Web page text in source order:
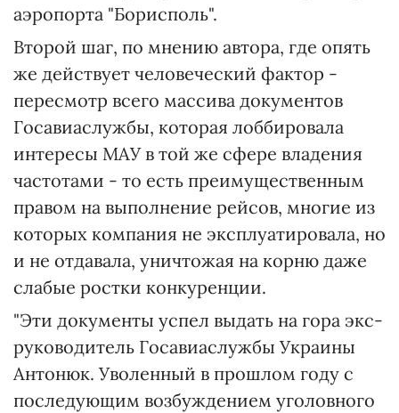
аэропорта "Борисполь".
Второй шаг, по мнению автора, где опять
же действует человеческий фактор -
пересмотр всего массива документов
Госавиаслужбы, которая лоббировала
интересы МАУ в той же сфере владения
частотами - то есть преимущественным
правом на выполнение рейсов, многие из
которых компания не эксплуатировала, но
и не отдавала, уничтожая на корню даже
слабые ростки конкуренции.
"Эти документы успел выдать на гора экс-
руководитель Госавиаслужбы Украины
Антонюк. Уволенный в прошлом году с
последующим возбуждением уголовного